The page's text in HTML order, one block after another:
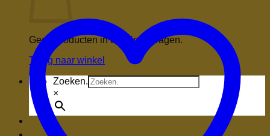
Geen producten in de winkelwagen.
Terug naar winkel
Zoeken.
×